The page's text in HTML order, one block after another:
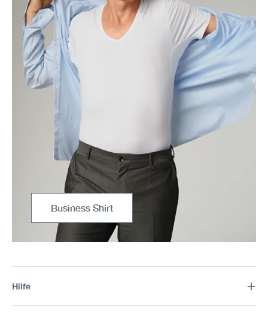
Business Shirt
Hilfe